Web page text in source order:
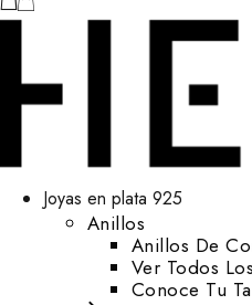
Joyas en plata 925
Anillos
Anillos De
Ver Todos
Conoce Tu